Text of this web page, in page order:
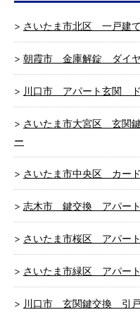
さいたま市北区 一戸建
朝霞市 金庫解錠 ダイヤ
川口市 アパート玄関 ド
さいたま市大宮区 玄関
ー
さいたま市中央区 カー
志木市 鍵交換 アパー
さいたま市桜区 アパー
さいたま市緑区 アパー
川口市 玄関鍵交換 引